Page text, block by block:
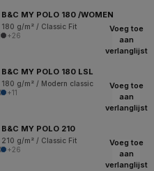
B&C MY POLO 180 /WOMEN
180 g/m² / Classic Fit
+26
Voeg toe
aan
verlanglijst
B&C MY POLO 180 LSL
180 g/m² / Modern classic
+11
Voeg toe
aan
verlanglijst
B&C MY POLO 210
210 g/m² / Classic Fit
+26
Voeg toe
aan
verlanglijst